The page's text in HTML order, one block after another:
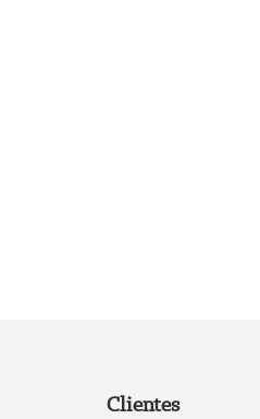
Clientes